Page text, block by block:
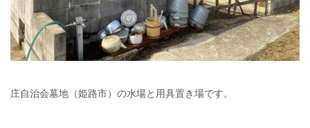
庄自治会墓地（姫路市）の水場と用具置き場です。